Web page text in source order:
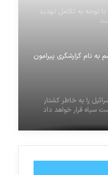
نام گزارشگری پیرامون
را به خاطر کشتار
در جنگ یمن
با سلاح گرسنگی در